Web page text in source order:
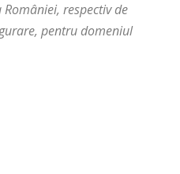
respectiv de
pentru domeniul